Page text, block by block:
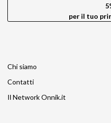
per il tuo
Chi siamo
Contatti
Il Network Onnik.it